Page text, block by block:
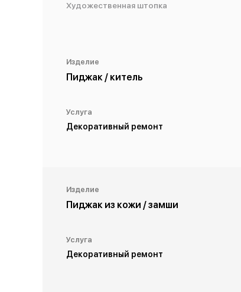
Художественная штопка
Изделие
Пиджак / китель
Услуга
Декоративный ремонт
Изделие
Пиджак из кожи / замши
Услуга
Декоративный ремонт